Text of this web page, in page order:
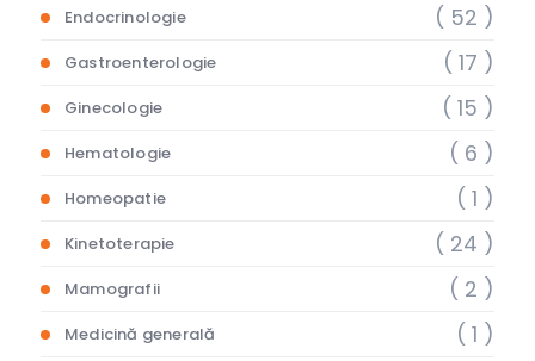
Endocrinologie ( 52 )
Gastroenterologie ( 17 )
Ginecologie ( 15 )
Hematologie ( 6 )
Homeopatie ( 1 )
Kinetoterapie ( 24 )
Mamografii ( 2 )
Medicină generală ( 1 )